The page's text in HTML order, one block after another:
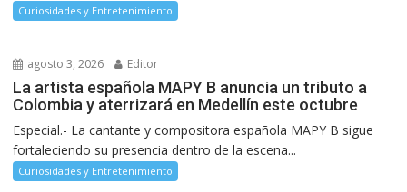
Curiosidades y Entretenimiento
agosto 3, 2026 Editor
La artista española MAPY B anuncia un tributo a
Colombia y aterrizará en Medellín este octubre
Especial.- La cantante y compositora española MAPY B sigue
fortaleciendo su presencia dentro de la escena...
Curiosidades y Entretenimiento